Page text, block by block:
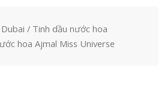
/ Tinh dầu nước hoa
hoa Ajmal Miss Universe